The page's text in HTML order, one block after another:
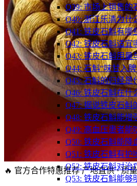
Q39: 市场上销售的
Q40: 浙江乐清为
Q41: 铁皮石斛有哪
Q42: 铁皮石斛适宜
Q43: 铁皮石斛用量
Q44: 石斛“味甘入
Q45: 石斛的归经是
Q46: 铁皮石斛在什
Q47: 据说铁皮石斛
Q48: 铁皮石斛能增
Q49: 高血压患者能
Q50: 铁皮石斛能降
Q51: 铁皮石斛有护
Q52: 铁皮石斛对治
Q53: 铁皮石斛能够
🔥 官方合作特惠推荐产地直供 · 质